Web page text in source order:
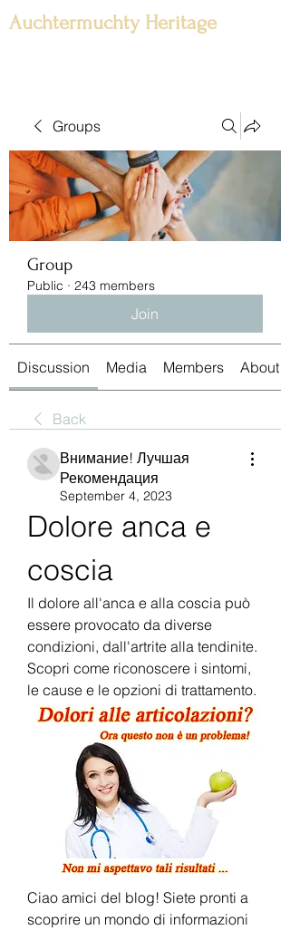
Auchtermuchty Heritage
Groups
Group
Public · 243 members
Join
Discussion Media Members About
Back
Внимание! Лучшая
Рекомендация
September 4, 2023
Dolore anca e
coscia
Il dolore all'anca e alla coscia può
essere provocato da diverse
condizioni, dall'artrite alla tendinite.
Scopri come riconoscere i sintomi,
le cause e le opzioni di trattamento.
Ciao amici del blog! Siete pronti a
scoprire un mondo di informazioni